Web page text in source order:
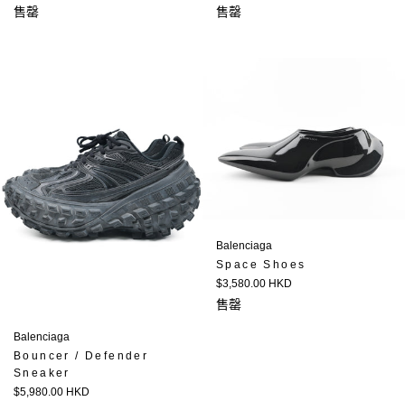
價
售罄
價
售罄
Balenciaga
Bouncer / Defender
Sneaker
定
$5,980.00 HKD
Balenciaga
Space Shoes
定
價
$3,580.00 HKD
售罄